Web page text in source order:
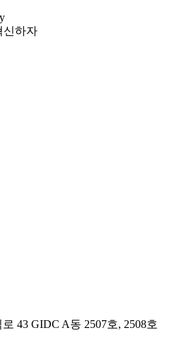
신하자
43 GIDC A동 2507호, 2508호